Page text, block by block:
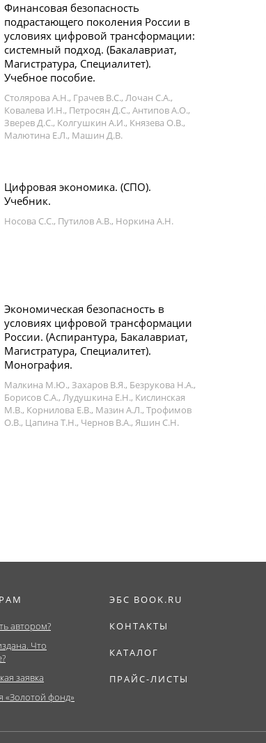
Финансовая безопасность
подрастающего поколения России в
условиях цифровой трансформации:
системный подход. (Бакалавриат,
Магистратура, Специалитет).
Учебное пособие.
Столярова А.Н., Грачев В.С., Лочан С.А.,
Ковалева И.Н., Петросян Д.С., Антипов А.О.,
Зверев Д.С., Колгушкин А.И., Князева О.В.,
Малютина Е.Л., Машин Д.В.
Цифровая экономика. (СПО).
Учебник.
Носова С.С., Путилов А.В., Норкина А.Н.
Экономическая безопасность в
условиях цифровой трансформации
России. (Аспирантура, Бакалавриат,
Магистратура, Специалитет).
Монография.
Малкина М.Ю., Захаров В.Я., Безрукова Н.А.,
Борисов С.А., Лудушкина Е.Н., Кислинская
М.В., Корнилова Е.В., Мазин А.Л., Трофимов
О.В., Цапина Т.Н., Чернов В.А., Яшин С.Н.
автором?
Что
заявка
«Золотой фонд»
ЭБС BOOK.RU
КОНТАКТЫ
КАТАЛОГ
ПРАЙС-ЛИСТЫ